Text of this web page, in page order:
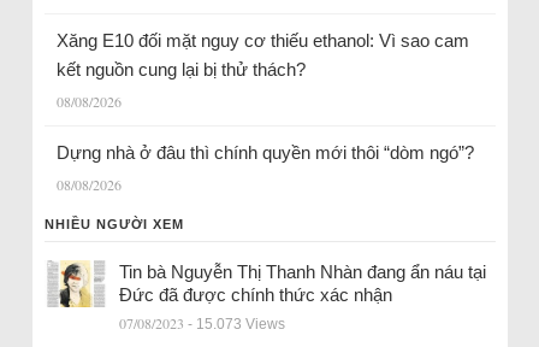
Xăng E10 đối mặt nguy cơ thiếu ethanol: Vì sao cam
kết nguồn cung lại bị thử thách?
08/08/2026
Dựng nhà ở đâu thì chính quyền mới thôi “dòm ngó”?
08/08/2026
NHIỀU NGƯỜI XEM
Tin bà Nguyễn Thị Thanh Nhàn đang ẩn náu tại
Đức đã được chính thức xác nhận
07/08/2023 - 15.073 Views